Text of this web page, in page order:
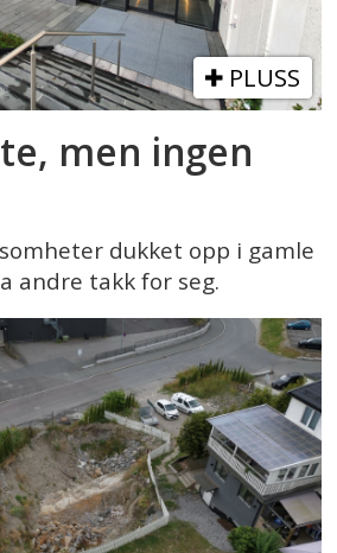
PLUSS
men ingen
dukket opp i gamle
andre takk for seg.